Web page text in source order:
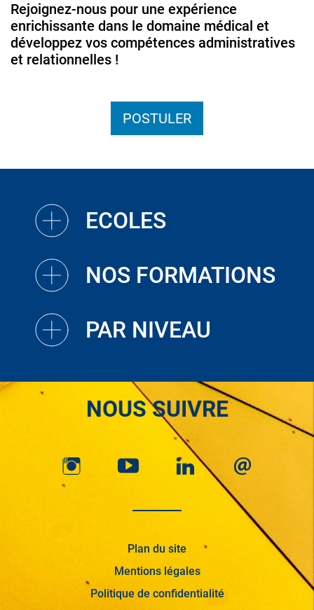
Rejoignez-nous pour une expérience
enrichissante dans le domaine médical et
développez vos compétences administratives
et relationnelles !
POSTULER
ECOLES
NOS FORMATIONS
PAR NIVEAU
NOUS SUIVRE
Plan du site
Mentions légales
Politique de confidentialité